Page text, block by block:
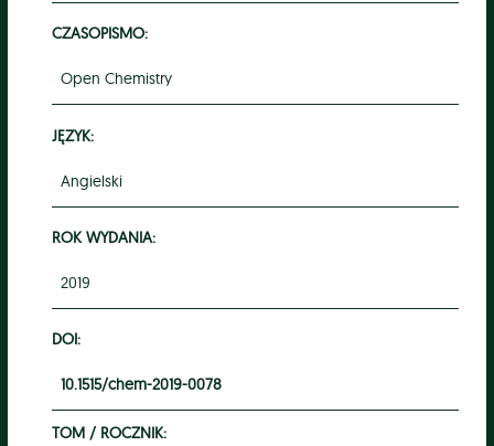
CZASOPISMO:
Open Chemistry
JĘZYK:
Angielski
ROK WYDANIA:
2019
DOI:
10.1515/chem-2019-0078
TOM / ROCZNIK: